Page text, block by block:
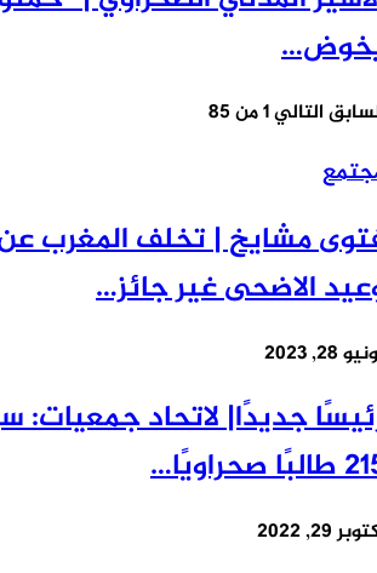
التالي1 من 85
مشايخ | تخلف المغرب عن
الاضحى غير جائز…
2023
جديدًا| لاتحاد جمعيات:
29, 2022